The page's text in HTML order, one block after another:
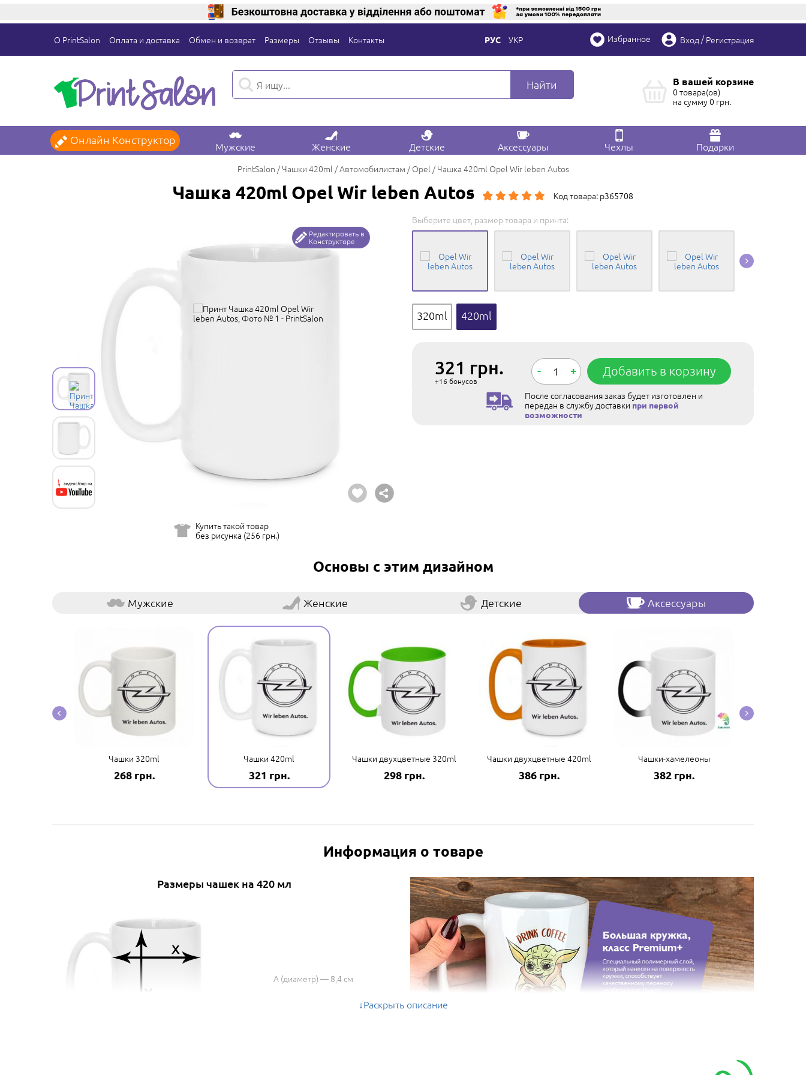
О PrintSalon Оплата и доставка Обмен и возврат Размеры Отзывы Контакты РУС УКР Избранное Вход /Регистрация
Найти В вашей корзине
0 товара(ов)
на сумму0 грн.
Онлайн Конструктор
Мужские Женские Детские Аксессуары Чехлы Подарки
PrintSalon Чашки 420ml Автомобилистам Opel Чашка 420ml Opel Wir leben Autos
Чашка 420ml Opel Wir leben Autos Код товара: p365708
Редактировать в
Конструкторе
Редактировать в
Купить такой товар
без рисунка (256 грн.)
Выберите цвет, размер товара и принта:
320ml 420ml
321 грн.
+16 бонусов
- + Добавить в корзину
После согласования заказ будет изготовлен и
передан в службу доставки при первой
возможности
Основы с этим дизайном
Мужские Женские Детские Аксессуары
Чашки 320ml
268 грн.
Чашки 420ml
321 грн.
Чашки двухцветные 320ml
298 грн.
Чашки двухцветные 420ml
386 грн.
Чашки-хамелеоны
382 грн.
Информация о товаре
Размеры чашек на 420 мл
A (диаметр) — 8,4 см
Раскрыть описание